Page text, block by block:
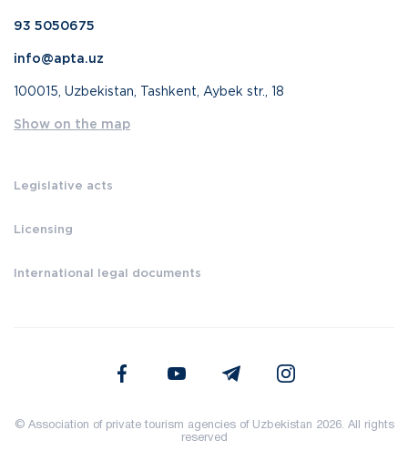
93 5050675
info@apta.uz
100015, Uzbekistan, Tashkent, Aybek str., 18
Show on the map
Legislative acts
Licensing
International legal documents
© Association of private tourism agencies of Uzbekistan 2026. All rights
reserved